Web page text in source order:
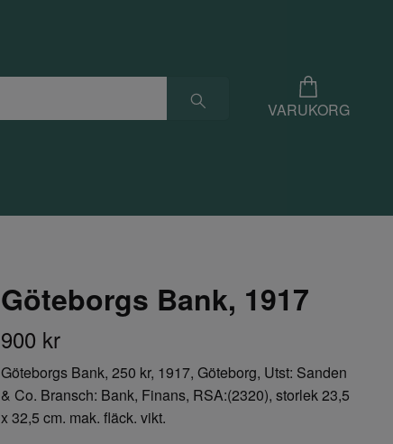
VARUKORG
Göteborgs Bank, 1917
900 kr
Göteborgs Bank, 250 kr, 1917, Göteborg, Utst: Sanden
& Co. Bransch: Bank, Finans, RSA:(2320), storlek 23,5
x 32,5 cm. mak. fläck. vikt.